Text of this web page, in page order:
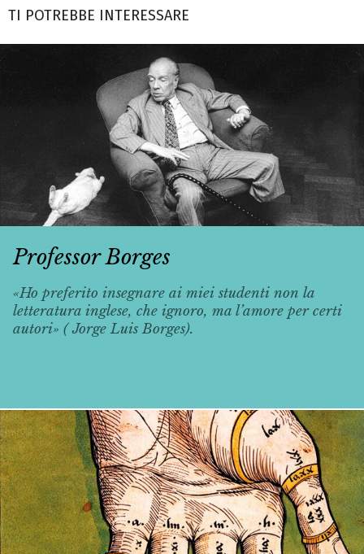
TI POTREBBE INTERESSARE
Professor Borges
«Ho preferito insegnare ai miei studenti non la
letteratura inglese, che ignoro, ma l’amore per certi
autori» ( Jorge Luis Borges).